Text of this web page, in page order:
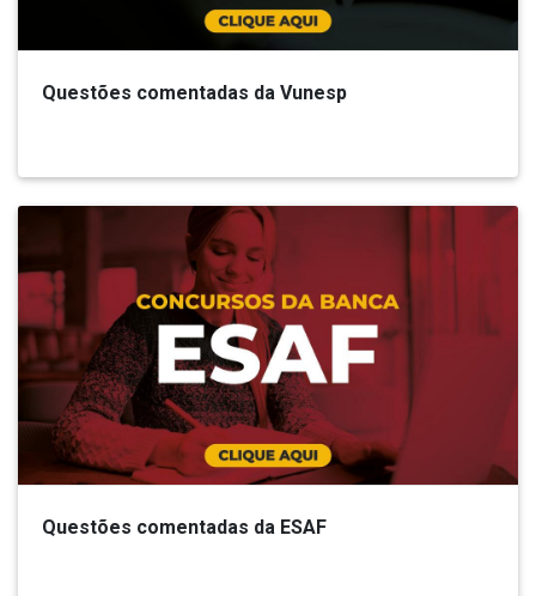
Questões comentadas da Vunesp
Questões comentadas da ESAF